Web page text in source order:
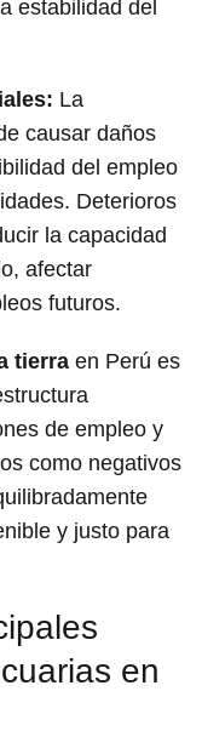
estabilidad del
La
causar daños
del empleo
Deterioros
la capacidad
afectar
futuros.
tierra en Perú es
de empleo y
como negativos
y justo para
en